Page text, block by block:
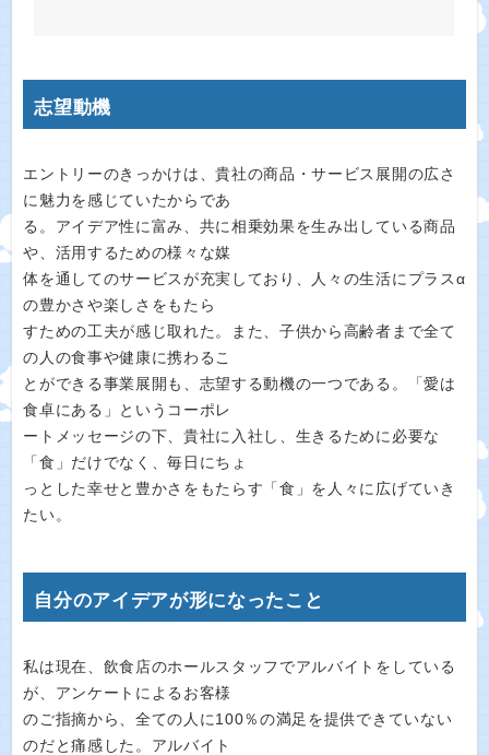
志望動機
エントリーのきっかけは、貴社の商品・サービス展開の広さ
に魅力を感じていたからであ
る。アイデア性に富み、共に相乗効果を生み出している商品
や、活用するための様々な媒
体を通してのサービスが充実しており、人々の生活にプラスα
の豊かさや楽しさをもたら
すための工夫が感じ取れた。また、子供から高齢者まで全て
の人の食事や健康に携わるこ
とができる事業展開も、志望する動機の一つである。「愛は
食卓にある」というコーポレ
ートメッセージの下、貴社に入社し、生きるために必要な
「食」だけでなく、毎日にちょ
っとした幸せと豊かさをもたらす「食」を人々に広げていき
たい。
自分のアイデアが形になったこと
私は現在、飲食店のホールスタッフでアルバイトをしている
が、アンケートによるお客様
のご指摘から、全ての人に100％の満足を提供できていない
のだと痛感した。アルバイト